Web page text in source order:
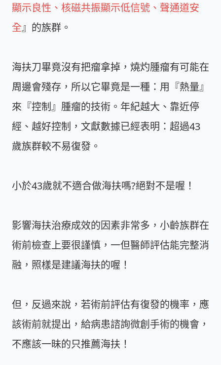
顯示良性、核磁共振顯示低信號、聲通道安
全』的族群。
海扶刀畢竟沒有把瘤拿掉，燒灼腫瘤有可能在
周邊會殘存，所以它畢竟是一種：用『熱量』
來『控制』腫瘤的技術。年紀越大、靠近停
經、越好控制，文獻數據已經表明：超過43
歲族群較不易復發。
小於43歲就不適合做海扶嗎?絕對不是喔！
影響海扶治療成效的因素非常多，小齡族群在
術前檢查上要很謹慎，一但醫師評估能完整消
融，照樣是建議海扶的喔！
但，反過來說，若術前評估有復發的機率，應
該術前就提出，給病患諮詢微創手術的機會，
不應該一昧的只推薦海扶！